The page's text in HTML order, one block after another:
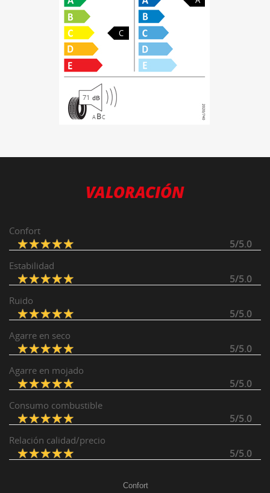
C
71
A BC
VALORACIÓN
Confort
5/5.0
Estabilidad
5/5.0
Ruido
5/5.0
Agarre en seco
5/5.0
Agarre en mojado
5/5.0
Consumo combustible
5/5.0
Relación calidad/precio
5/5.0
Confort